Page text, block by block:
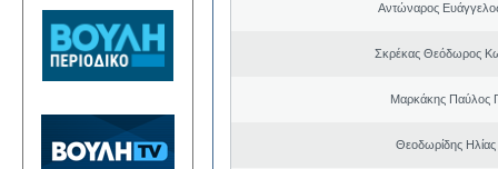
Αντώναρος
Σκρέκας Θεόδωρος
Μαρκάκης Παύλος
Θεοδωρίδης